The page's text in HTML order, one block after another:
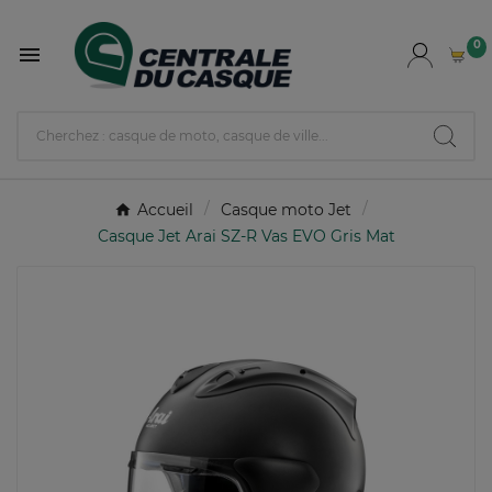
 0
Accueil
Casque moto Jet
Casque Jet Arai SZ-R Vas EVO Gris Mat